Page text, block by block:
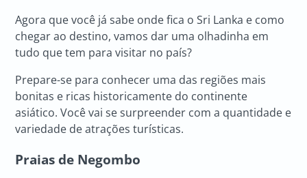
Agora que você já sabe onde fica o Sri Lanka e como
chegar ao destino, vamos dar uma olhadinha em
tudo que tem para visitar no país?
Prepare-se para conhecer uma das regiões mais
bonitas e ricas historicamente do continente
asiático. Você vai se surpreender com a quantidade e
variedade de atrações turísticas.
Praias de Negombo